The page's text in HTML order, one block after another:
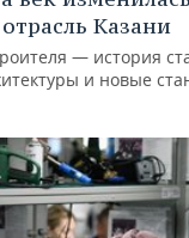
Казани
— история
и новые